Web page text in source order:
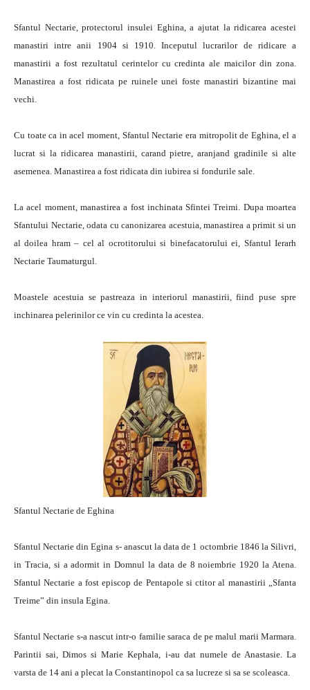
Sfantul Nectarie, protectorul insulei Eghina, a ajutat la ridicarea acestei
manastiri intre anii 1904 si 1910. Inceputul lucrarilor de ridicare a
manastirii a fost rezultatul cerintelor cu credinta ale maicilor din zona.
Manastirea a fost ridicata pe ruinele unei foste manastiri bizantine mai
vechi.
Cu toate ca in acel moment, Sfantul Nectarie era mitropolit de Eghina, el a
lucrat si la ridicarea manastirii, carand pietre, aranjand gradinile si alte
asemenea. Manastirea a fost ridicata din iubirea si fondurile sale.
La acel moment, manastirea a fost inchinata Sfintei Treimi. Dupa moartea
Sfantului Nectarie, odata cu canonizarea acestuia, manastirea a primit si un
al doilea hram – cel al ocrotitorului si binefacatorului ei, Sfantul Ierarh
Nectarie Taumaturgul.
Moastele acestuia se pastreaza in interiorul manastirii, fiind puse spre
inchinarea pelerinilor ce vin cu credinta la acestea.
Sfantul Nectarie de Eghina
Sfantul Nectarie din Egina s- anascut la data de 1 octombrie 1846 la Silivri,
in Tracia, si a adormit in Domnul la data de 8 noiembrie 1920 la Atena.
Sfantul Nectarie a fost episcop de Pentapole si ctitor al manastirii „Sfanta
Treime” din insula Egina.
Sfantul Nectarie s-a nascut intr-o familie saraca de pe malul marii Marmara.
Parintii sai, Dimos si Marie Kephala, i-au dat numele de Anastasie. La
varsta de 14 ani a plecat la Constantinopol ca sa lucreze si sa se scoleasca.